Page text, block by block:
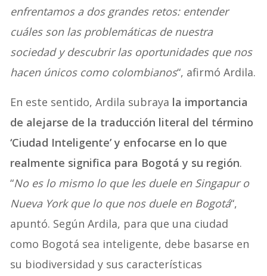
enfrentamos a dos grandes retos: entender
cuáles son las problemáticas de nuestra
sociedad y descubrir las oportunidades que nos
hacen únicos como colombianos“, afirmó Ardila.
En este sentido, Ardila subraya la importancia
de alejarse de la traducción literal del término
‘Ciudad Inteligente’ y enfocarse en lo que
realmente significa para Bogotá y su región.
“No es lo mismo lo que les duele en Singapur o
Nueva York que lo que nos duele en Bogotá“,
apuntó. Según Ardila, para que una ciudad
como Bogotá sea inteligente, debe basarse en
su biodiversidad y sus características